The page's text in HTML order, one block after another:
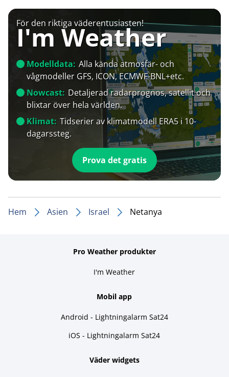
För den riktiga väderentusiasten!
I'm Weather
Modelldata: Alla kända atmosfär- och
vågmodeller GFS, ICON, ECMWF-BNL+etc.
Nowcast: Detaljerad radarprognos, satellit och
blixtar över hela världen.
Klimat: Tidserier av klimatmodell ERA5 i 10-
dagarssteg.
Prova det gratis
Hem Asien Israel Netanya
Pro Weather produkter
I'm Weather
Mobil app
Android - Lightningalarm Sat24
iOS - Lightningalarm Sat24
Väder widgets